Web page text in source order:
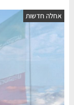
חדשות